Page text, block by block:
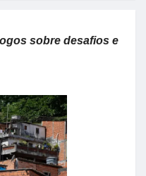
sobre desafios e